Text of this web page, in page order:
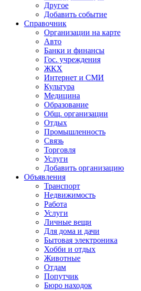
Другое
Добавить событие
Справочник
Организации на карте
Авто
Банки и финансы
Гос. учреждения
ЖКХ
Интернет и СМИ
Культура
Медицина
Образование
Общ. организации
Отдых
Промышленность
Связь
Торговля
Услуги
Добавить организацию
Объявления
Транспорт
Недвижимость
Работа
Услуги
Личные вещи
Для дома и дачи
Бытовая электроника
Хобби и отдых
Животные
Отдам
Попутчик
Бюро находок